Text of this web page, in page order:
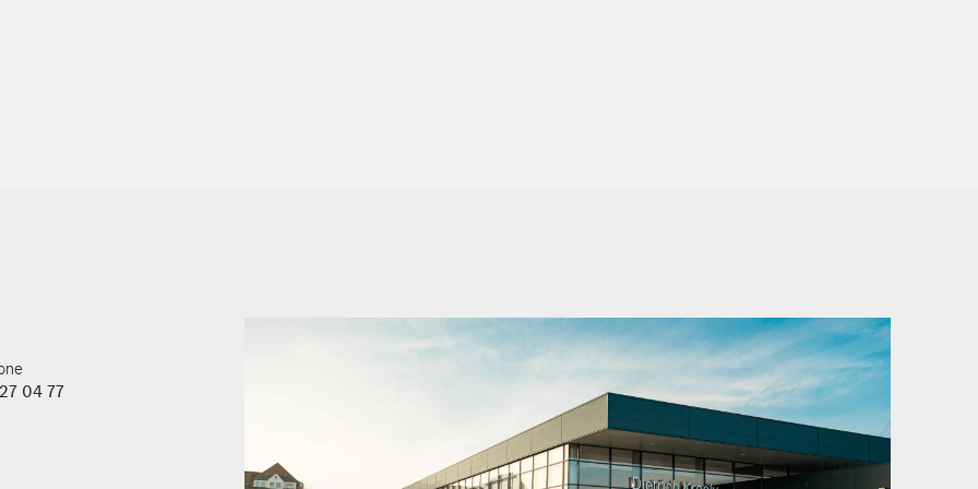
éclairé
nuit automatique
Pack intégration smartphone
04 77